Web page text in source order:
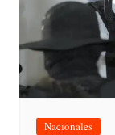
Nacionales